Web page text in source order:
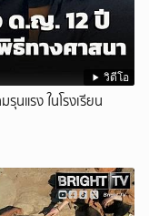
วิดีโอ
นแรง ในโรงเรียน